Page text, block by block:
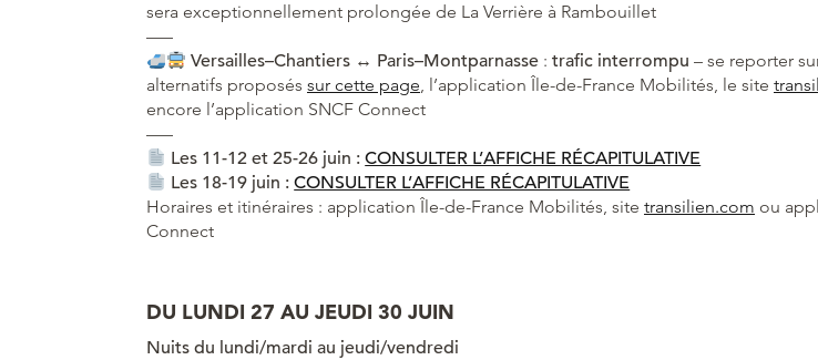
sera exceptionnellement prolongée de La Verrière à Rambouillet
—–
Versailles–Chantiers ↔ Paris–Montparnasse :trafic interrompu – se reporter
alternatifs proposés sur cette page, l’application Île-de-France Mobilités, le site
encore l’application SNCF Connect
—–
Les 11-12 et 25-26 juin : CONSULTER L’AFFICHE RÉCAPITULATIVE
Les 18-19 juin : CONSULTER L’AFFICHE RÉCAPITULATIVE
Horaires et itinéraires : application Île-de-France Mobilités, site transilien.com ou
Connect
DU LUNDI 27 AU JEUDI 30 JUIN
Nuits du lundi/mardi au jeudi/vendredi